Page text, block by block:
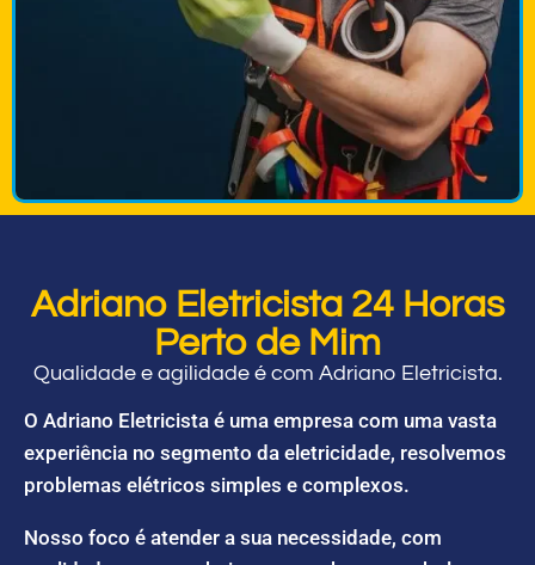
Adriano Eletricista 24 Horas
Perto de Mim
Qualidade e agilidade é com Adriano Eletricista.
O Adriano Eletricista é uma empresa com uma vasta
experiência no segmento da eletricidade, resolvemos
problemas elétricos simples e complexos.
Nosso foco é atender a sua necessidade, com